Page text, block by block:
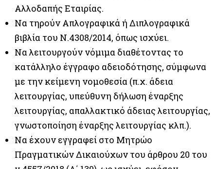
Αλλοδαπής Εταιρίας.
Να τηρούν Απλογραφικά ή Διπλογραφικά
βιβλία του Ν.4308/2014, όπως ισχύει.
Να λειτουργούν νόμιμα διαθέτοντας το
κατάλληλο έγγραφο αδειοδότησης, σύμφωνα
με την κείμενη νομοθεσία (π.χ. άδεια
λειτουργίας, υπεύθυνη δήλωση έναρξης
λειτουργίας, απαλλακτικό άδειας λειτουργίας,
γνωστοποίηση έναρξης λειτουργίας κλπ.).
Να έχουν εγγραφεί στο Μητρώο
Πραγματικών Δικαιούχων του άρθρου 20 του